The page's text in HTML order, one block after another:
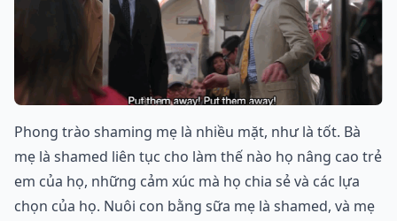
Phong trào shaming mẹ là nhiều mặt, như là tốt. Bà
mẹ là shamed liên tục cho làm thế nào họ nâng cao trẻ
em của họ, những cảm xúc mà họ chia sẻ và các lựa
chọn của họ. Nuôi con bằng sữa mẹ là shamed, và mẹ